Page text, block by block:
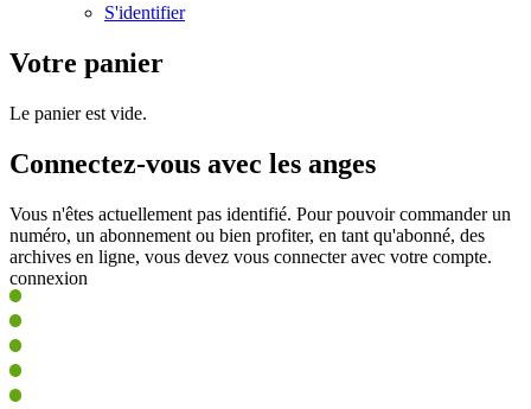
S'identifier
Votre panier
Le panier est vide.
Connectez-vous avec les anges
Vous n'êtes actuellement pas identifié. Pour pouvoir commander un
numéro, un abonnement ou bien profiter, en tant qu'abonné, des
archives en ligne, vous devez vous connecter avec votre compte.
connexion